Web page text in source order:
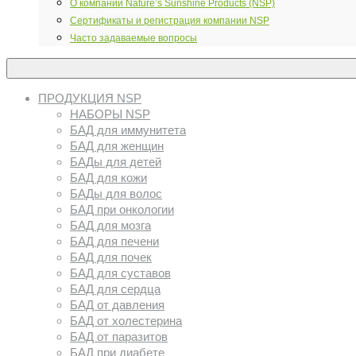
О компании Nature’s Sunshine Products (NSP)
Сертификаты и регистрация компании NSP
Часто задаваемые вопросы
ПРОДУКЦИЯ NSP
НАБОРЫ NSP
БАД для иммунитета
БАД для женщин
БАДы для детей
БАД для кожи
БАДы для волос
БАД при онкологии
БАД для мозга
БАД для печени
БАД для почек
БАД для суставов
БАД для сердца
БАД от давления
БАД от холестерина
БАД от паразитов
БАД при диабете